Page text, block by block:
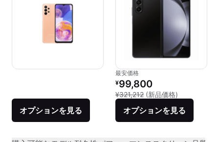
オプションを見る
最安価格
リファービッシュ品の価格：
¥99,800
¥321,212 (新品価格)
オプションを見る